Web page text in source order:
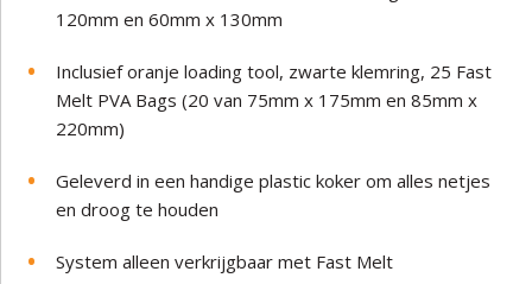
120mm en 60mm x 130mm
Inclusief oranje loading tool, zwarte klemring, 25 Fast
Melt PVA Bags (20 van 75mm x 175mm en 85mm x
220mm)
Geleverd in een handige plastic koker om alles netjes
en droog te houden
System alleen verkrijgbaar met Fast Melt